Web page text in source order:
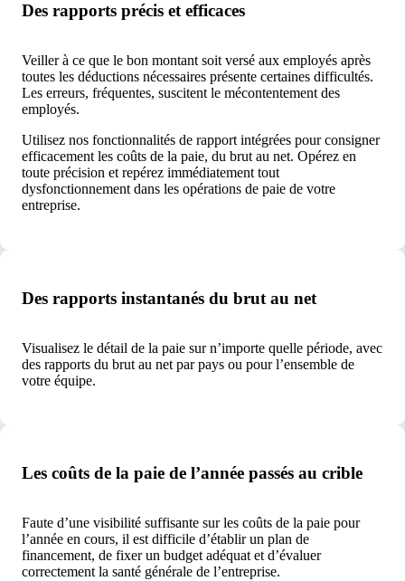
Des rapports précis et efficaces
Veiller à ce que le bon montant soit versé aux employés après
toutes les déductions nécessaires présente certaines difficultés.
Les erreurs, fréquentes, suscitent le mécontentement des
employés.
Utilisez nos fonctionnalités de rapport intégrées pour consigner
efficacement les coûts de la paie, du brut au net. Opérez en
toute précision et repérez immédiatement tout
dysfonctionnement dans les opérations de paie de votre
entreprise.
Des rapports instantanés du brut au net
Visualisez le détail de la paie sur n’importe quelle période, avec
des rapports du brut au net par pays ou pour l’ensemble de
votre équipe.
Les coûts de la paie de l’année passés au crible
Faute d’une visibilité suffisante sur les coûts de la paie pour
l’année en cours, il est difficile d’établir un plan de
financement, de fixer un budget adéquat et d’évaluer
correctement la santé générale de l’entreprise.